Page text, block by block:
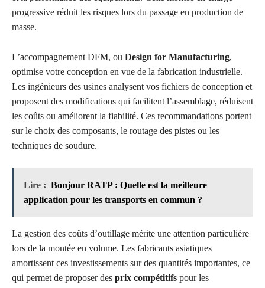
progressive réduit les risques lors du passage en production de
masse.
L’accompagnement DFM, ou Design for Manufacturing,
optimise votre conception en vue de la fabrication industrielle.
Les ingénieurs des usines analysent vos fichiers de conception et
proposent des modifications qui facilitent l’assemblage, réduisent
les coûts ou améliorent la fiabilité. Ces recommandations portent
sur le choix des composants, le routage des pistes ou les
techniques de soudure.
Lire : Bonjour RATP : Quelle est la meilleure
application pour les transports en commun ?
La gestion des coûts d’outillage mérite une attention particulière
lors de la montée en volume. Les fabricants asiatiques
amortissent ces investissements sur des quantités importantes, ce
qui permet de proposer des prix compétitifs pour les